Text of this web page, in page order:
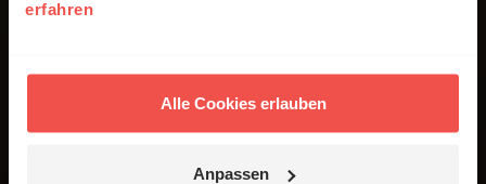
erfahren
Alle Cookies erlauben
Anpassen